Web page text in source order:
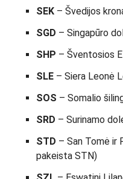
SEK – Švedijos
SGD – Singapūro
SHP – Šventosios
SLE – Siera Leonė
SOS – Somalio
SRD – Surinamo
STD – San Tomė ir
pakeista STN)